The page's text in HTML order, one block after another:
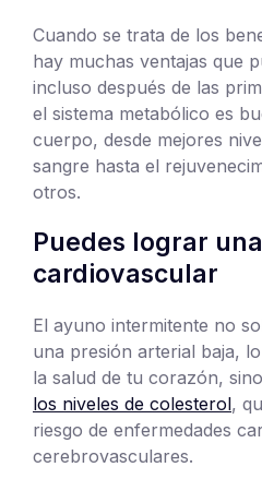
Cuando se trata de los
hay muchas ventajas que
incluso después de las
el sistema metabólico es
cuerpo, desde mejores
sangre hasta el
otros.
Puedes lograr
cardiovascular
El ayuno intermitente no
una presión arterial baja,
la salud de tu corazón,
los niveles de colesterol,
riesgo de enfermedades
cerebrovasculares.